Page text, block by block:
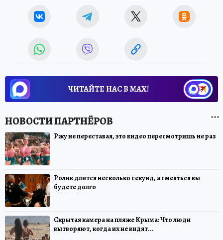
ЧИТАЙТЕ НАС В МАХ!
Ржу не переставая, это видео пересмотришь не раз
Ролик длится несколько секунд, а смеяться вы
будете долго
Скрытая камера на пляже Крыма: Что люди
вытворяют, когда их не видят...